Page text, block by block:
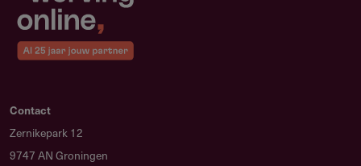
Middelgrote subsidie: € 25.000
Grote subsidie: € 55.000
Aanvullende toeslagen tot € 5.000 voor groen reizen,
reizen van of naar overzeese gebieden
Maximaal totaal: € 60.000 inclusief toeslagen
Contact
Zernikepark 12
9747 AN Groningen